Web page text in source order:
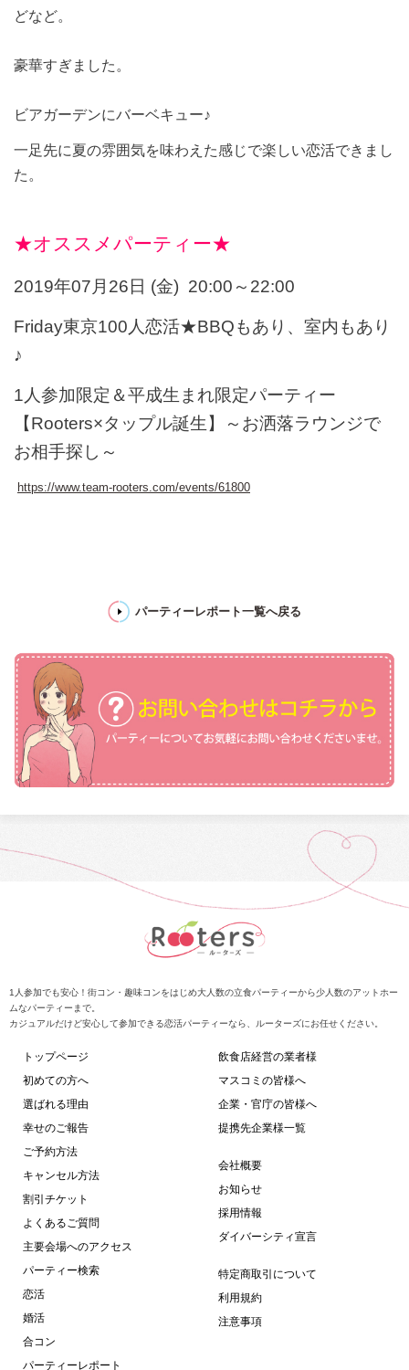
どなど。
豪華すぎました。
ビアガーデンにバーベキュー♪
一足先に夏の雰囲気を味わえた感じで楽しい恋活できまし
た。
★オススメパーティー★
2019年07月26日 (金) 20:00～22:00
Friday東京100人恋活★BBQもあり、室内もあり
♪
1人参加限定＆平成生まれ限定パーティー
【Rooters×タップル誕生】～お洒落ラウンジで
お相手探し～
https://www.team-rooters.com/events/61800
パーティーレポート一覧へ戻る
1人参加でも安心！街コン・趣味コンをはじめ大人数の立食パーティーから少人数のアットホー
ムなパーティーまで。
カジュアルだけど安心して参加できる恋活パーティーなら、ルーターズにお任せください。
トップページ
初めての方へ
選ばれる理由
幸せのご報告
ご予約方法
キャンセル方法
割引チケット
よくあるご質問
主要会場へのアクセス
パーティー検索
恋活
婚活
合コン
パーティーレポート
飲食店経営の業者様
マスコミの皆様へ
企業・官庁の皆様へ
提携先企業様一覧
会社概要
お知らせ
採用情報
ダイバーシティ宣言
特定商取引について
利用規約
注意事項